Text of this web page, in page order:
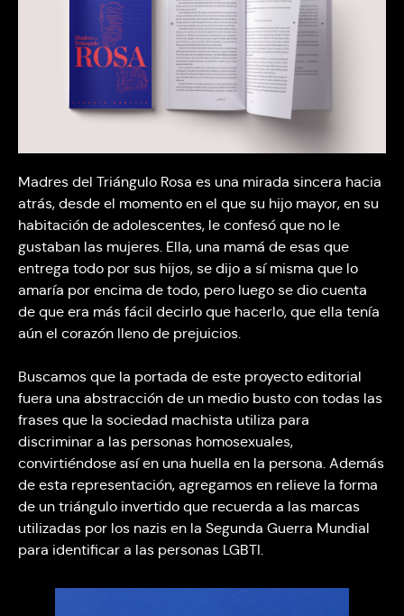
Madres del Triángulo Rosa es una mirada sincera hacia
atrás, desde el momento en el que su hijo mayor, en su
habitación de adolescentes, le confesó que no le
gustaban las mujeres. Ella, una mamá de esas que
entrega todo por sus hijos, se dijo a sí misma que lo
amaría por encima de todo, pero luego se dio cuenta
de que era más fácil decirlo que hacerlo, que ella tenía
aún el corazón lleno de prejuicios.
Buscamos que la portada de este proyecto editorial
fuera una abstracción de un medio busto con todas las
frases que la sociedad machista utiliza para
discriminar a las personas homosexuales,
convirtiéndose así en una huella en la persona. Además
de esta representación, agregamos en relieve la forma
de un triángulo invertido que recuerda a las marcas
utilizadas por los nazis en la Segunda Guerra Mundial
para identificar a las personas LGBTI.